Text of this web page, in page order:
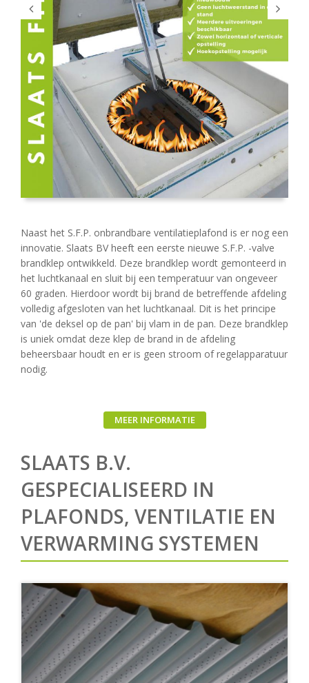
Naast het S.F.P. onbrandbare ventilatieplafond is er nog een
innovatie. Slaats BV heeft een eerste nieuwe S.F.P. -valve
brandklep ontwikkeld. Deze brandklep wordt gemonteerd in
het luchtkanaal en sluit bij een temperatuur van ongeveer
60 graden. Hierdoor wordt bij brand de betreffende afdeling
volledig afgesloten van het luchtkanaal. Dit is het principe
van 'de deksel op de pan' bij vlam in de pan. Deze brandklep
is uniek omdat deze klep de brand in de afdeling
beheersbaar houdt en er is geen stroom of regelapparatuur
nodig.
MEER INFORMATIE
SLAATS B.V.
GESPECIALISEERD IN
PLAFONDS, VENTILATIE EN
VERWARMING SYSTEMEN